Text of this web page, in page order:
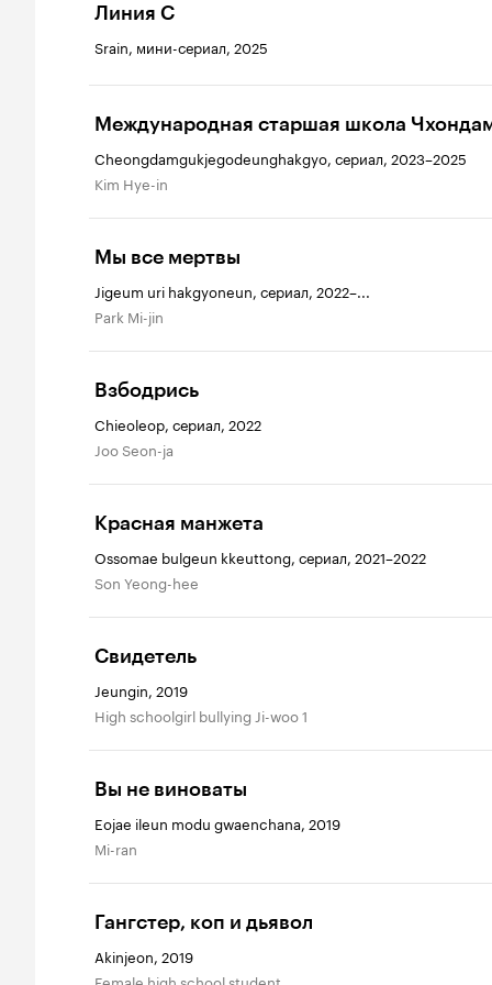
Линия С
Srain, мини-сериал, 2025
Международная старшая школа
Cheongdamgukjegodeunghakgyo, сериал, 2023–2025
Kim Hye-in
Мы все мертвы
Jigeum uri hakgyoneun, сериал, 2022–...
Park Mi-jin
Взбодрись
Chieoleop, сериал, 2022
Joo Seon-ja
Красная манжета
Ossomae bulgeun kkeuttong, сериал, 2021–2022
Son Yeong-hee
Свидетель
Jeungin, 2019
High schoolgirl bullying Ji-woo 1
Вы не виноваты
Eojae ileun modu gwaenchana, 2019
Mi-ran
Гангстер, коп и дьявол
Akinjeon, 2019
Female high school student